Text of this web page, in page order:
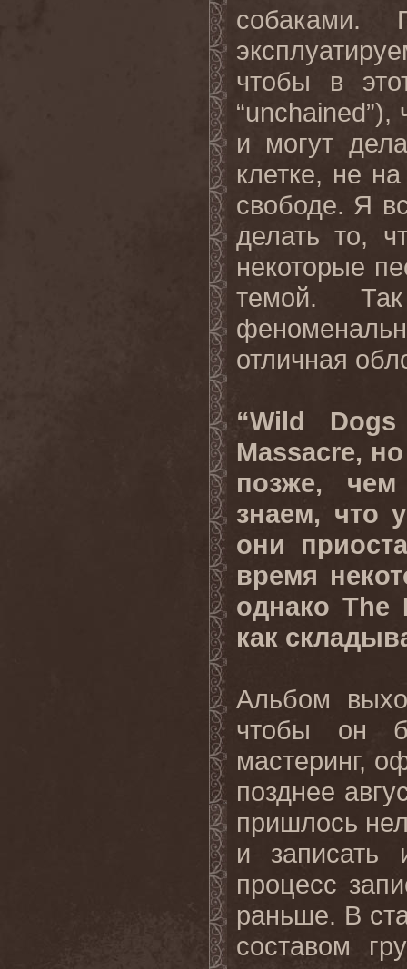
чтобы в
“unchained”),
и могут
клетке, не
свободе. Я
делать то,
некоторые
темой.
отличная
“Wild
Massacre,
позже,
знаем, что
они
время
однако
как
Альбом
чтобы он
мастеринг,
позднее
пришлось
и
процесс
раньше. В
составом